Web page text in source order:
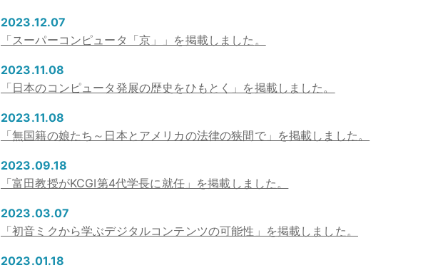
2023.12.07
「スーパーコンピュータ「京」」を掲載しました 。
2023.11.08
「日本のコンピュータ発展の歴史をひもとく」を掲載しました 。
2023.11.08
「無国籍の娘たち～日本とアメリカの法律の狭間で」を掲載しました 。
2023.09.18
「富田教授がKCGI第4代学長に就任」を掲載しました 。
2023.03.07
「初音ミクから学ぶデジタルコンテンツの可能性」を掲載しました 。
2023.01.18